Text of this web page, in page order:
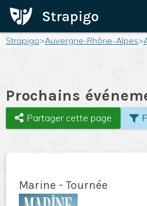
Strapigo>Auvergne-Rhône-Alpes>
Prochains
Partager cette page
Marine - Tournée